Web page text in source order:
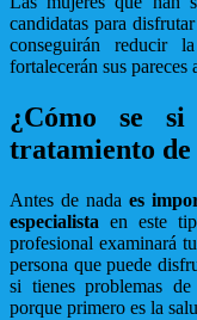
candidatas para
conseguirán reducir
fortalecerán sus pareces
¿Cómo se
tratamiento
Antes de nadaes
especialista en este
profesional examinará
persona que puede
si tienes problemas
porque primero es la